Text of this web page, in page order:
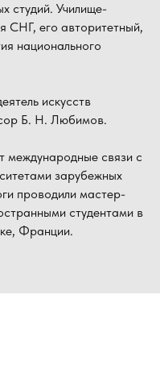
студий. Училище-
СНГ, его авторитетный,
национального
искусств
Б. Н. Любимов.
международные связи с
зарубежных
проводили мастер-
студентами в
Франции.